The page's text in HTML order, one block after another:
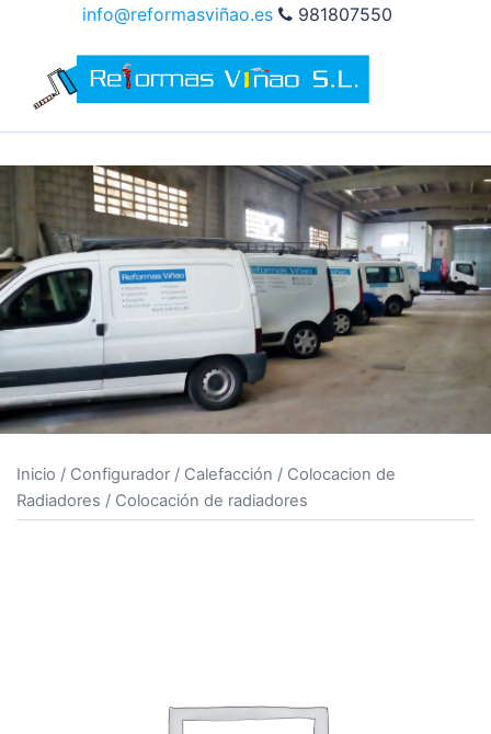
contenido
info@reformasviñao.es 981807550
Inicio / Configurador / Calefacción / Colocacion de
Radiadores / Colocación de radiadores